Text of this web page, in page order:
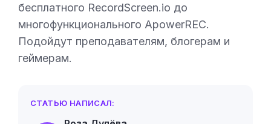
бесплатного RecordScreen.io до
многофункционального ApowerREC.
Подойдут преподавателям, блогерам и
геймерам.
СТАТЬЮ НАПИСАЛ: